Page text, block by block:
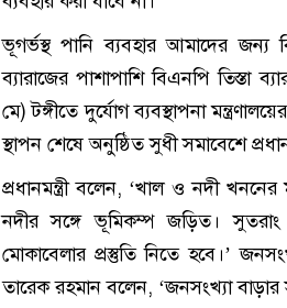
ভূগর্ভস্থ পানি ব্যবহার আমাদের জন্য
ব্যারাজের পাশাপাশি বিএনপি তিস্তা
মে) টঙ্গীতে দুর্যোগ ব্যবস্থাপনা
স্থাপন শেষে অনুষ্ঠিত সুধী সমাবেশে
প্রধানমন্ত্রী বলেন, ‘খাল ও নদী
নদীর সঙ্গে ভূমিকম্প জড়িত।
মোকাবেলার প্রস্তুতি নিতে হবে।’
তারেক রহমান বলেন, ‘জনসংখ্যা